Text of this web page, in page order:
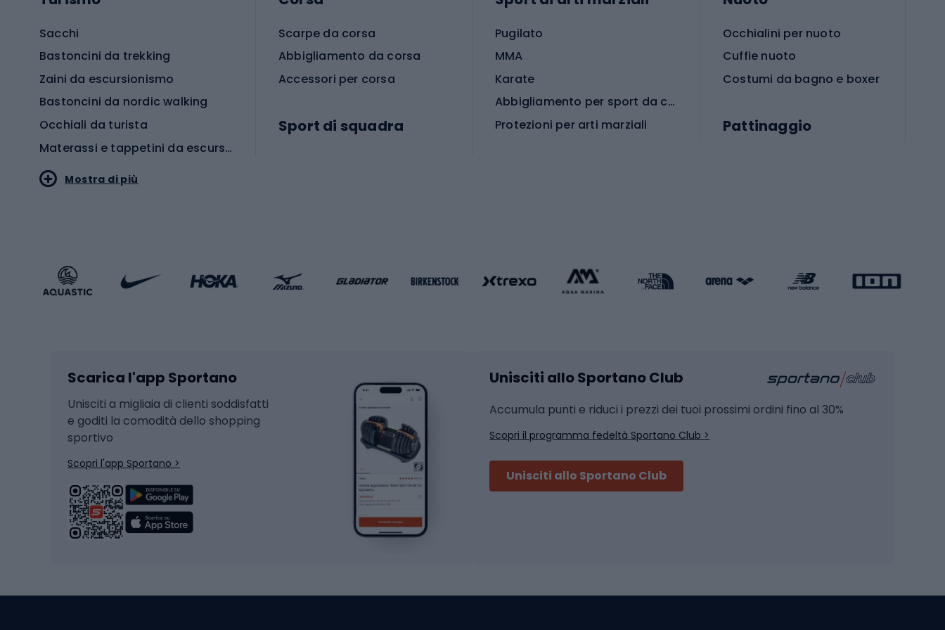
Sacchi
Bastoncini da trekking
Zaini da escursionismo
Bastoncini da nordic walking
Occhiali da turista
Materassi e tappetini da escursionismo
Accessori Sportstyle
Sci di fondo
Hockey
Snowboard
Skitouring
Pattini da ghiaccio
Biciclette
Biciclette da strada
Scarpe da corsa
Abbigliamento da corsa
Accessori per corsa
Sport di squadra
Abbigliamento da basket
Sci da sci alpinismo
Scarponi da sci alpinismo
Bastoncini da sci alpinismo
Sci
Pugilato
MMA
Karate
Abbigliamento per sport da combattimento
Protezioni per arti marziali
Yoga
Abbigliamento fitness
Sport con le racchette
Badminton
Ping pong
Tennis
Occhialini per nuoto
Cuffie nuoto
Costumi da bagno e boxer
Pattinaggio
Caschi da pattinaggio
Pesca al siluro
Pesca a spinning
Sedili per cicli
Mostra di più
Scarica l'app Sportano
Unisciti a migliaia di clienti soddisfatti
e goditi la comodità dello shopping
sportivo
Scopri l'app Sportano >
Unisciti allo Sportano Club
Accumula punti e riduci i prezzi dei tuoi prossimi ordini fino al 30%
Scopri il programma fedeltà Sportano Club >
Unisciti allo Sportano Club